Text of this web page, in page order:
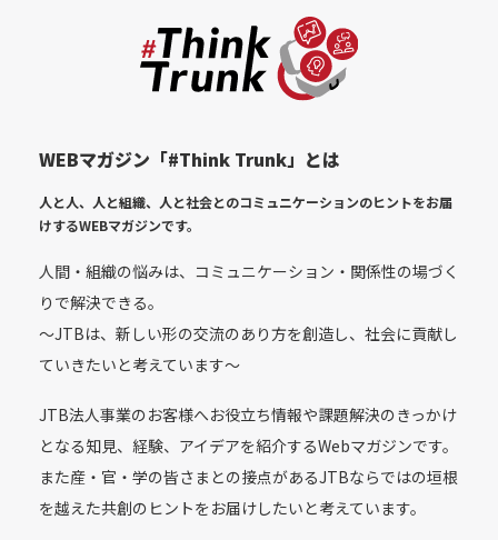
WEBマガジン「#Think Trunk」とは
人と人、人と組織、人と社会とのコミュニケーションのヒントをお届
けするWEBマガジンです。
人間・組織の悩みは、コミュニケーション・関係性の場づく
りで解決できる。
〜JTBは、新しい形の交流のあり方を創造し、社会に貢献し
ていきたいと考えています〜
JTB法人事業のお客様へお役立ち情報や課題解決のきっかけ
となる知見、経験、アイデアを紹介するWebマガジンです。
また産・官・学の皆さまとの接点があるJTBならではの垣根
を越えた共創のヒントをお届けしたいと考えています。